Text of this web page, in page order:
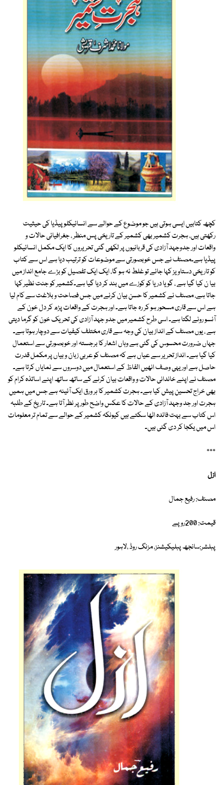
کچھ کتابیں ایسی ہوتی ہیں جو موضوع کے حوالے سے انسائیکلو پیڈیا کی حیثیت
رکھتی ہیں، ہجرت کشمیر بھی کشمیر کے تاریخی پس منظر ، جغرافیائی حالات و
واقعات اور جدوجہد آزادی کی قربانیوں پر لکھی گئی تحریروں کا ایک مکمل انسائیکلو
پیڈیا ہے۔مصنف نے جس خوبصورتی سے موضوعات کو ترتیب دیا ہے اس سے کتاب
کو تاریخی دستاویز کہا جائے تو غلط نہ ہو گا، ایک ایک تفصیل کو بڑے جامع انداز میں
بیا ن کیا گیا ہے ، گویا دریا کو کوزے میں بند کر دیا گیا ہے۔کشمیر کو جنت نظیر کہا
جاتا ہے، مصنف نے کشمیر کا حسن بیان کرنے میں جس فصاحت و بلاغت سے کام لیا
ہے اس سے قاری مسحور ہو کر رہ جاتا ہے۔ اور ہجرت کے واقعات پڑھ کر دل خون کے
آنسو رونے لگتا ہے۔ اسی طرح کشمیر میں جدو جہد آزادی کی تحریک خون کو گرما دیتی
ہے ، یوں مصنف کے انداز بیان کی وجہ سے قاری مختلف کیفیات سے دوچار ہوتا ہے۔
جہاں ضرورت محسوس کی گئی ہے وہاں اشعار کا برجستہ اور خوبصورتی سے استعمال
کیا گیا ہے۔ انداز تحریر سے عیاں ہے کہ مصنف کو عربی زبان و بیاں پر مکمل قدرت
حاصل ہے اور یہی وصف انھیں الفاظ کے استعمال میں دوسروں سے نمایاں کرتا ہے۔
مصنف نے اپنے خاندانی حالات و واقعات بیان کرنے کے ساتھ ساتھ اپنے اساتذہ کرام کو
بھی خراج تحسین پیش کیا ہے۔ ہجرت کشمیر کا ہر ورق ایک آئینہ ہے جس میں ہمیں
ہجرت اور جد وجہد آزادی کے حالات کا عکس واضح طور پر نظر آتا ہے۔ تاریخ کے طلبہ
اس کتاب سے بہت فائدہ اٹھا سکتے ہیں کیونکہ کشمیر کے حوالے سے تمام تر معلومات
اس میں یکجا کر دی گئی ہیں۔
٭٭٭
ازل
مصنف: رفیع جمال
قیمت: 200روپے
پبلشر:سانجھ پبلیکیشنز، مزنگ روڈ ،لاہور